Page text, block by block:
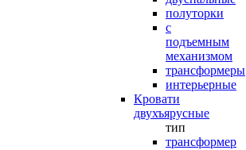
полуторки
с
подъемным
механизмом
трансформеры
интерьерные
Кровати
двухъярусные
тип
трансформер